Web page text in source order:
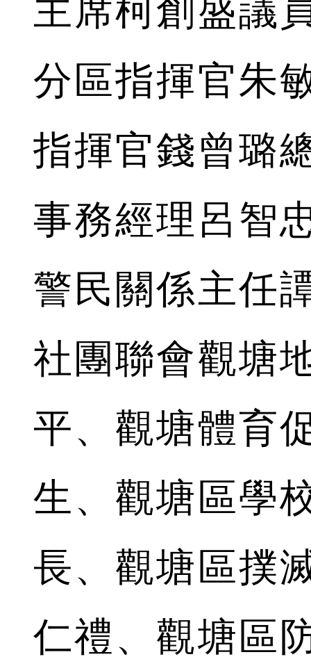
主席柯創盛議
分區指揮官朱
指揮官錢曾璐
事務經理呂智
警民關係主任
社團聯會觀塘
平、觀塘體育
生、觀塘區學
長、觀塘區撲
仁禮、觀塘區